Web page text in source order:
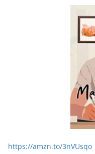
https://amzn.to/3nVUsqo